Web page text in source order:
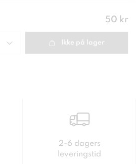
Pris:
50 kr
Ikke på lager
2-6 dagers
leveringstid